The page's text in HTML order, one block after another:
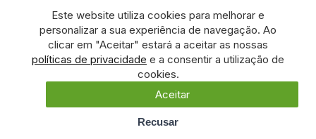
Este website utiliza cookies para melhorar e
personalizar a sua experiência de navegação. Ao
clicar em "Aceitar" estará a aceitar as nossas
políticas de privacidade e a consentir a utilização de
cookies.
Aceitar
Recusar